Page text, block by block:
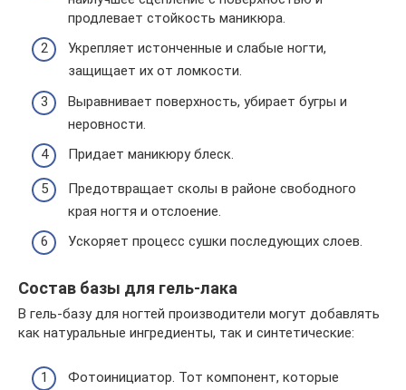
продлевает стойкость маникюра.
Укрепляет истонченные и слабые ногти,
защищает их от ломкости.
Выравнивает поверхность, убирает бугры и
неровности.
Придает маникюру блеск.
Предотвращает сколы в районе свободного
края ногтя и отслоение.
Ускоряет процесс сушки последующих слоев.
Состав базы для гель-лака
В гель-базу для ногтей производители могут добавлять
как натуральные ингредиенты, так и синтетические:
Фотоинициатор. Тот компонент, которые